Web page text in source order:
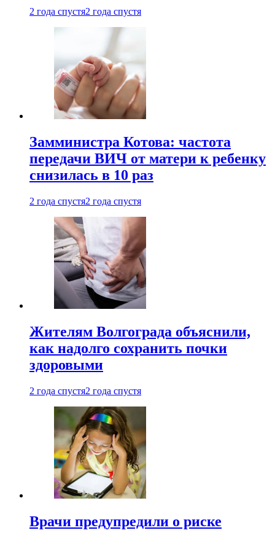
2 года спустя2 года спустя
Замминистра Котова: частота
передачи ВИЧ от матери к ребенку
снизилась в 10 раз
2 года спустя2 года спустя
Жителям Волгограда объяснили,
как надолго сохранить почки
здоровыми
2 года спустя2 года спустя
Врачи предупредили о риске